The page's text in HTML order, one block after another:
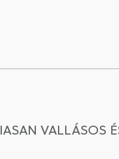
VALLÁSOS